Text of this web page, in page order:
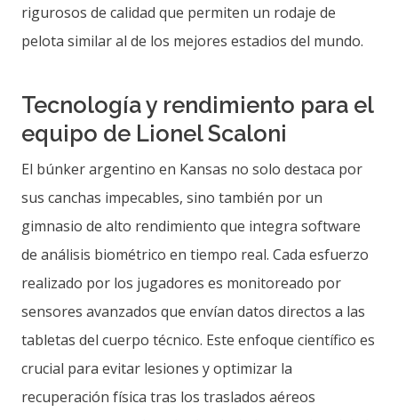
rigurosos de calidad que permiten un rodaje de
pelota similar al de los mejores estadios del mundo.
Tecnología y rendimiento para el
equipo de Lionel Scaloni
El búnker argentino en Kansas no solo destaca por
sus canchas impecables, sino también por un
gimnasio de alto rendimiento que integra software
de análisis biométrico en tiempo real. Cada esfuerzo
realizado por los jugadores es monitoreado por
sensores avanzados que envían datos directos a las
tabletas del cuerpo técnico. Este enfoque científico es
crucial para evitar lesiones y optimizar la
recuperación física tras los traslados aéreos